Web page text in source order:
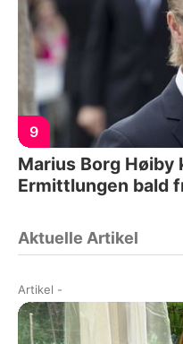
9
Marius Borg Høiby
Ermittlungen bald
Aktuelle Artikel
Artikel -